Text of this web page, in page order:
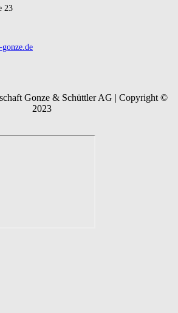
23
gonze.de
Gonze & Schüttler AG | Copyright ©
2023